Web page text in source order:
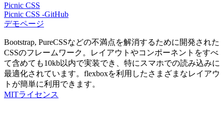
Picnic CSS
Picnic CSS -GitHub
デモページ
Bootstrap, PureCSSなどの不満点を解消するために開発された
CSSのフレームワーク。レイアウトやコンポーネントをすべ
て含めても10kb以内で実装でき、特にスマホでの読み込みに
最適化されています。flexboxを利用したさまざまなレイアウ
トが簡単に利用できます。
MITライセンス